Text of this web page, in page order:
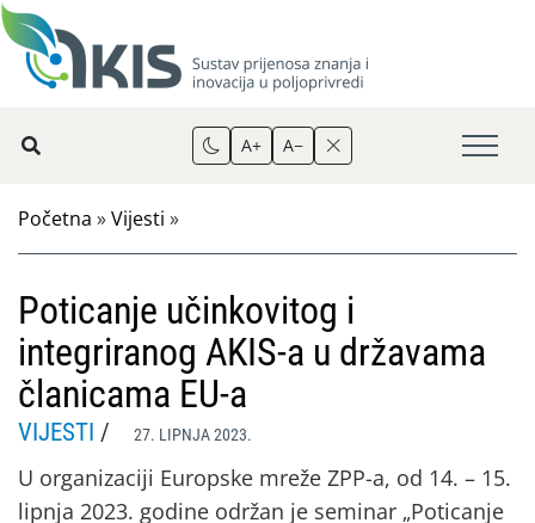
A+ A−
Početna »Vijesti »
Poticanje učinkovitog i
integriranog AKIS-a u državama
članicama EU-a
VIJESTI / 27. LIPNJA 2023.
U organizaciji Europske mreže ZPP-a, od 14. – 15.
lipnja 2023. godine održan je seminar „Poticanje